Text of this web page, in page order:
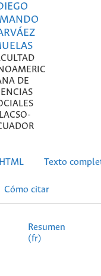
DE
Texto
Cómo citar
Resumen
(fr)